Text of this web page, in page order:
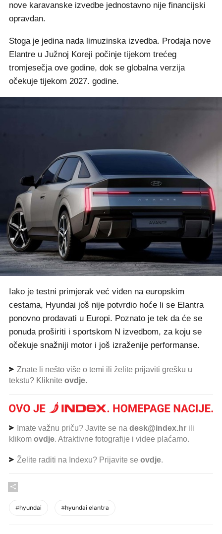
nove karavanske izvedbe jednostavno nije financijski
opravdan.
Stoga je jedina nada limuzinska izvedba. Prodaja nove
Elantre u Južnoj Koreji počinje tijekom trećeg
tromjesečja ove godine, dok se globalna verzija
očekuje tijekom 2027. godine.
Iako je testni primjerak već viđen na europskim
cestama, Hyundai još nije potvrdio hoće li se Elantra
ponovno prodavati u Europi. Poznato je tek da će se
ponuda proširiti i sportskom N izvedbom, za koju se
očekuje snažniji motor i još izraženije performanse.
Znate li nešto više o temi ili želite prijaviti grešku u
tekstu? Kliknite ovdje.
Imate važnu priču? Javite se na desk@index.hr ili
klikom ovdje. Atraktivne fotografije i videe plaćamo.
Želite raditi na Indexu? Prijavite se ovdje.
#hyundai #hyundai elantra